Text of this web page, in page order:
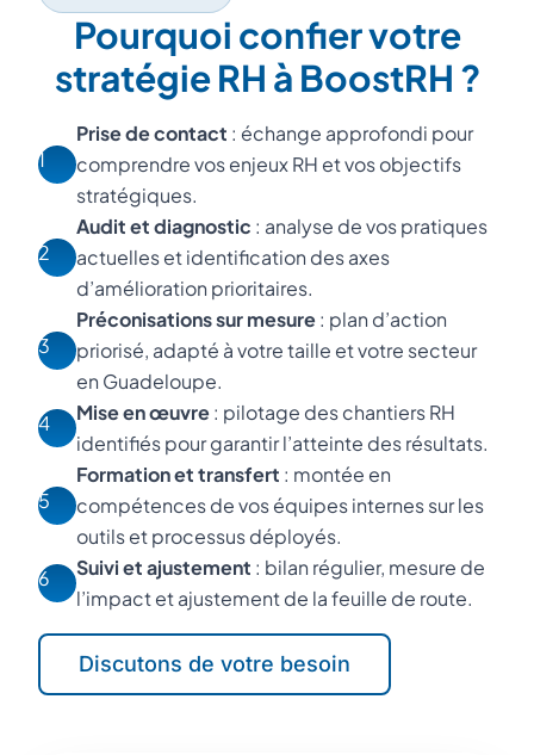
Pourquoi confier votre
stratégie RH à BoostRH ?
1
Prise de contact : échange approfondi pour
comprendre vos enjeux RH et vos objectifs
stratégiques.
2
Audit et diagnostic : analyse de vos pratiques
actuelles et identification des axes
d’amélioration prioritaires.
3
Préconisations sur mesure: plan d’action
priorisé, adapté à votre taille et votre secteur
en Guadeloupe.
4
Mise en œuvre: pilotage des chantiers RH
identifiés pour garantir l’atteinte des résultats.
5
Formation et transfert : montée en
compétences de vos équipes internes sur les
outils et processus déployés.
6
Suivi et ajustement : bilan régulier, mesure de
l’impact et ajustement de la feuille de route.
Discutons de votre besoin